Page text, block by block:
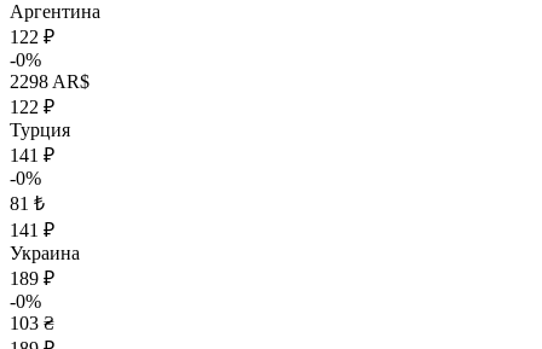
Аргентина
122 ₽
-0%
2298 AR$
122 ₽
Турция
141 ₽
-0%
81 ₺
141 ₽
Украина
189 ₽
-0%
103 ₴